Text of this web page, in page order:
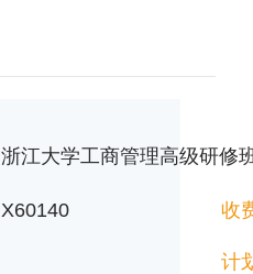
浙江大学工商管理高级研修
X60140 收
计